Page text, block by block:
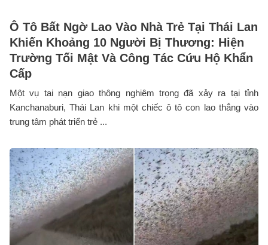
Ô Tô Bất Ngờ Lao Vào Nhà Trẻ Tại Thái Lan
Khiến Khoảng 10 Người Bị Thương: Hiện
Trường Tối Mật Và Công Tác Cứu Hộ Khẩn
Cấp
Một vụ tai nạn giao thông nghiêm trọng đã xảy ra tại tỉnh
Kanchanaburi, Thái Lan khi một chiếc ô tô con lao thẳng vào
trung tâm phát triển trẻ ...